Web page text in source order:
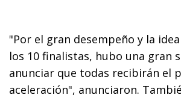
"Por el gran desempeño y la
los 10 finalistas, hubo una gran
anunciar que todas recibirán el
aceleración", anunciaron.